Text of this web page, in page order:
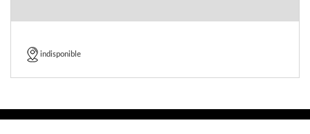
indisponible